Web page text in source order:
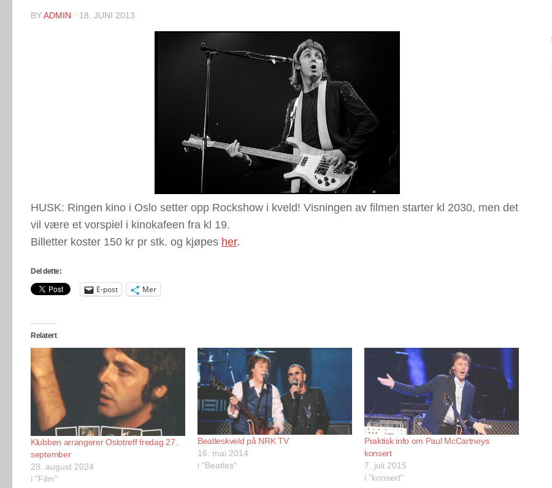
BYADMIN · 18. JUNI 2013
HUSK: Ringen kino i Oslo setter opp Rockshow i kveld! Visningen av filmen starter kl 2030, men det
vil være et vorspiel i kinokafeen fra kl 19.
Billetter koster 150 kr pr stk. og kjøpes her.
Del dette:
E-post Mer
Relatert
Klubben arrangerer Oslotreff fredag 27.
september
28. august 2024
i "Film"
Beatleskveld på NRK TV
16. mai 2014
i "Beatles"
Praktisk info om Paul McCartneys
konsert
7. juli 2015
i "konsert"